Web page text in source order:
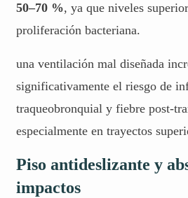
50–70 %, ya que niveles
proliferación bacteriana.
una ventilación mal diseñada
significativamente el riesgo de
traqueobronquial y fiebre post-
especialmente en trayectos
Piso antideslizante y
impactos